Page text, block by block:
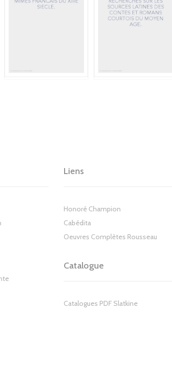
Liens
Honoré Champion
Cabédita
Oeuvres Complètes Rousseau
Catalogue
Catalogues PDF Slatkine